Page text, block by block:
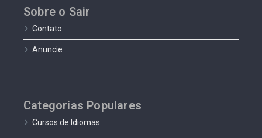
Sobre o Sair
Contato
Anuncie
Categorias Populares
Cursos de Idiomas